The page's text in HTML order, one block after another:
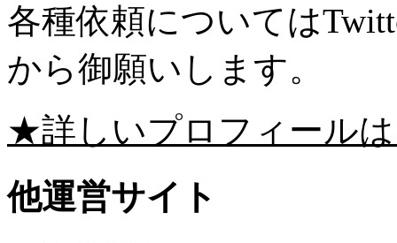
各種依頼については
から御願いします。
★詳しいプロフィール
他運営サイト